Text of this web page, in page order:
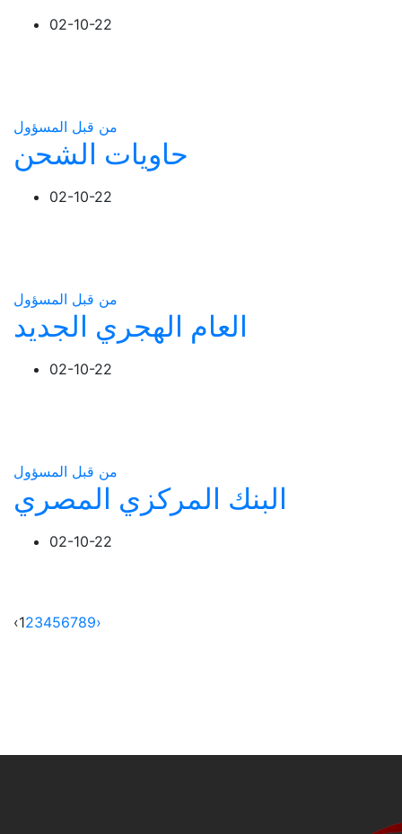
02-10-22
من قبل المسؤول
حاويات الشحن
02-10-22
من قبل المسؤول
العام الهجري الجديد
02-10-22
من قبل المسؤول
البنك المركزي المصري
02-10-22
‹123456789›